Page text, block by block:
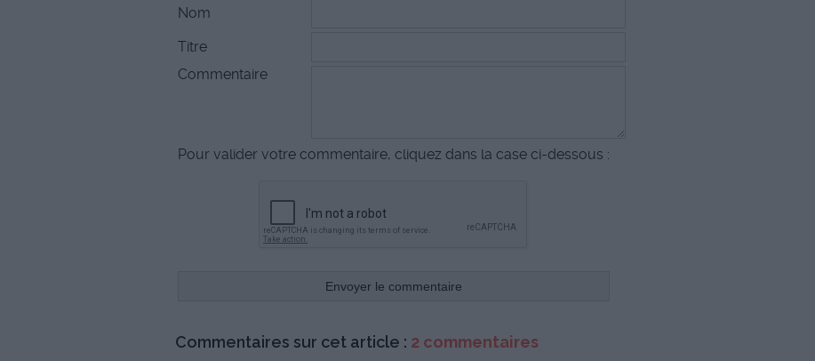
Nom
Titre
Commentaire
Pour valider votre commentaire, cliquez dans la case ci-dessous :
Commentaires sur cet article : 2 commentaires